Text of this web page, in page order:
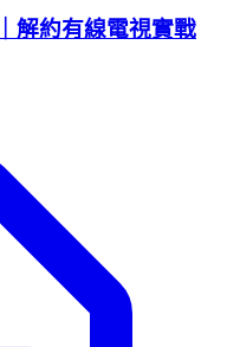
解約有線電視實戰